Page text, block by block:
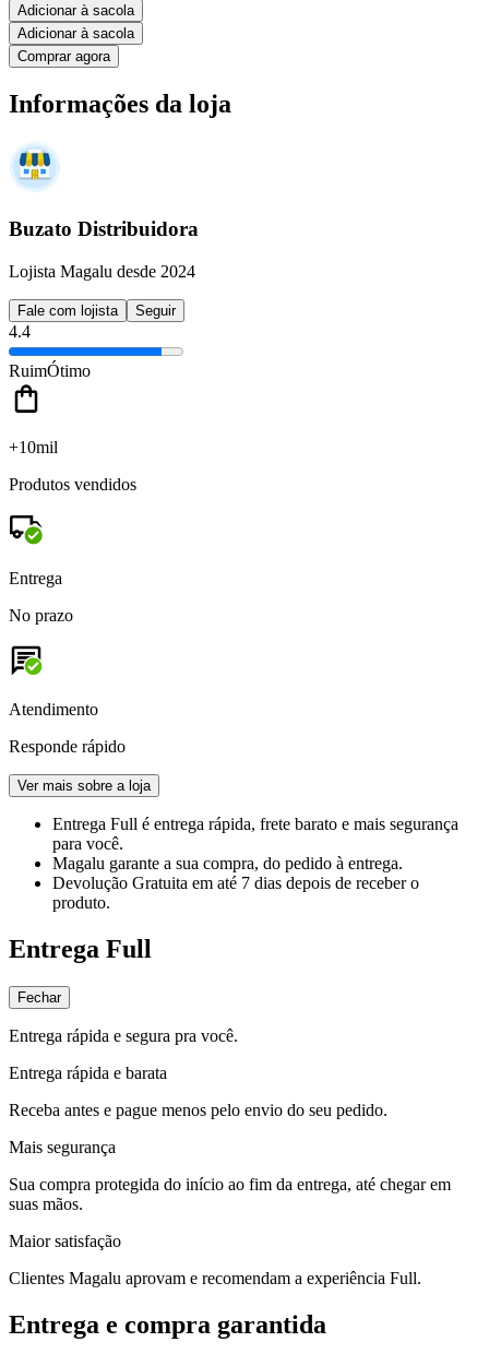
Adicionar à sacola
Adicionar à sacola
Comprar agora
Informações da loja
Buzato Distribuidora
Lojista Magalu desde 2024
Fale com lojista Seguir
4.4
RuimÓtimo
+10mil
Produtos vendidos
Entrega
No prazo
Atendimento
Responde rápido
Ver mais sobre a loja
Entrega Full é entrega rápida, frete barato e mais segurança
para você.
Magalu garante a sua compra, do pedido à entrega.
Devolução Gratuita em até 7 dias depois de receber o
produto.
Entrega Full
Fechar
Entrega rápida e segura pra você.
Entrega rápida e barata
Receba antes e pague menos pelo envio do seu pedido.
Mais segurança
Sua compra protegida do início ao fim da entrega, até chegar em
suas mãos.
Maior satisfação
Clientes Magalu aprovam e recomendam a experiência Full.
Entrega e compra garantida